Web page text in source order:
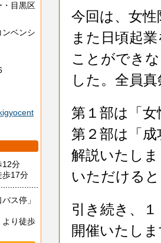
・目黒区
ベンシ
12分
歩17分
ス停」
より徒歩
今回は、女
また日頃起
ことができ
した。全員
第１部は「
第２部は「
解説いたし
いただける
引き続き、
開催いたし